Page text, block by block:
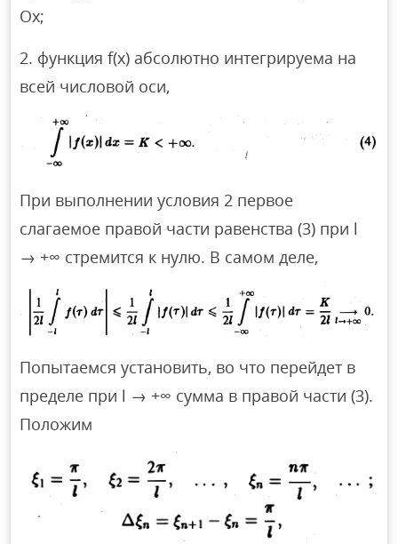
Ох;
2. функция f(x) абсолютно интегрируема на
всей числовой оси,
При выполнении условия 2 первое
слагаемое правой части равенства (3) при l
→ +∞ стремится к нулю. В самом деле,
Попытаемся установить, во что перейдет в
пределе при l → +∞ сумма в правой части (3).
Положим